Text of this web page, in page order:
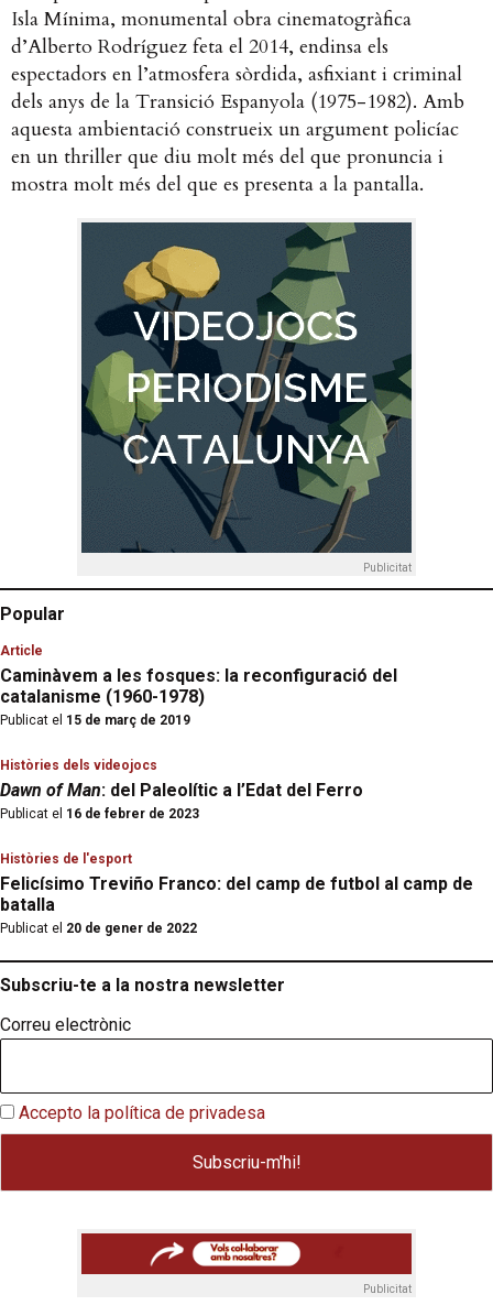
Isla Mínima, monumental obra cinematogràfica
d’Alberto Rodríguez feta el 2014, endinsa els
espectadors en l’atmosfera sòrdida, asfixiant i criminal
dels anys de la Transició Espanyola (1975-1982). Amb
aquesta ambientació construeix un argument policíac
en un thriller que diu molt més del que pronuncia i
mostra molt més del que es presenta a la pantalla.
Publicitat
Popular
Article
Caminàvem a les fosques: la reconfiguració del
catalanisme (1960-1978)
Publicat el 15 de març de 2019
Històries dels videojocs
Dawn of Man: del Paleolític a l’Edat del Ferro
Publicat el 16 de febrer de 2023
Històries de l'esport
Felicísimo Treviño Franco: del camp de futbol al camp de
batalla
Publicat el 20 de gener de 2022
Subscriu-te a la nostra newsletter
Correu electrònic
Accepto la política de privadesa
Publicitat